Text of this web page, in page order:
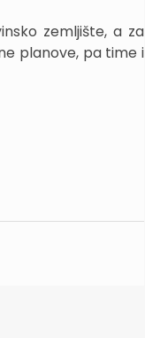
zemljište, a za
planove, pa time i